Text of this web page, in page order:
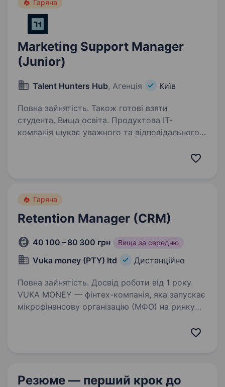
Гаряча
Marketing Support Manager
(Junior)
Talent Hunters Hub, Агенція Київ
Повна зайнятість. Також готові взяти
студента. Вища освіта. Продуктова ІТ-
компанія шукає уважного та відповідального
на посаду Marketing Support Manager (Junior).
Гаряча
Retention Manager (CRM)
40 100 – 80 300 грн Вища за середню
Vuka money (PTY) ltd Дистанційно
Повна зайнятість. Досвід роботи від 1 року.
VUKA MONEY — фінтех-компанія, яка запускає
мікрофінансову організацію (МФО) на ринку
з ключових KPI. Власник бізнесу — громадянин
Резюме — перший крок до